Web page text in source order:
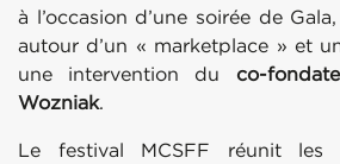
à l’occasion d’une soirée de
autour d’un « marketplace » et
une intervention du co-
Wozniak.
Le festival MCSFF réunit les